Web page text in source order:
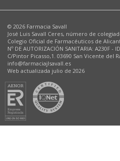
© 2026 Farmacia Savall
José Luis Savall Ceres, número de
Colegio Oficial de Farmacéuticos de
Nº DE AUTORIZACIÓN SANITARIA: A230F -
C/Pintor Picasso,1. 03690 San Vicente del
info@farmaciajlsavall.es
Web actualizada julio de 2026